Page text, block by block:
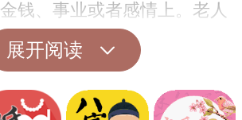
钱、事业或者感情上。老人
被理解为幸运之神正在为你
在现实生活中，也许会有一
展开阅读